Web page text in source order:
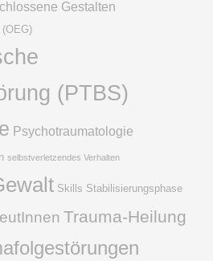
Gestalten
(PTBS)
Psychotraumatologie
selbstverletzendes Verhalten
Skills Stabilisierungsphase
Trauma-Heilung